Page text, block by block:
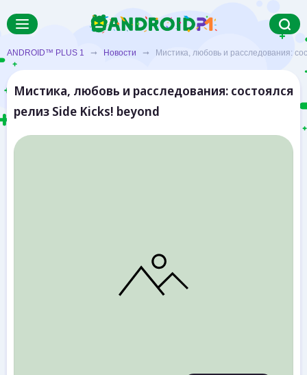
ANDROID™ PLUS 1 ➞ Новости ➞ Мистика, любовь и расследования:
Мистика, любовь и расследования: состоялся
релиз Side Kicks! beyond